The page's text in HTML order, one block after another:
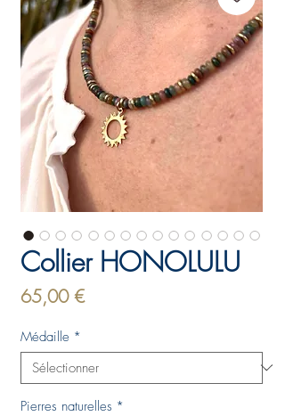
Collier HONOLULU
65,00 €Prix
Médaille *
Pierres naturelles *